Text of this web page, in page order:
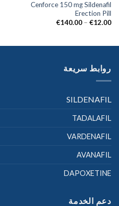
Cenforce 150 mg Sildenafil
Erection Pill
€12.00
–
€140.00
روابط سريعة
SILDENAFIL
TADALAFIL
VARDENAFIL
AVANAFIL
DAPOXETINE
دعم الخدمة